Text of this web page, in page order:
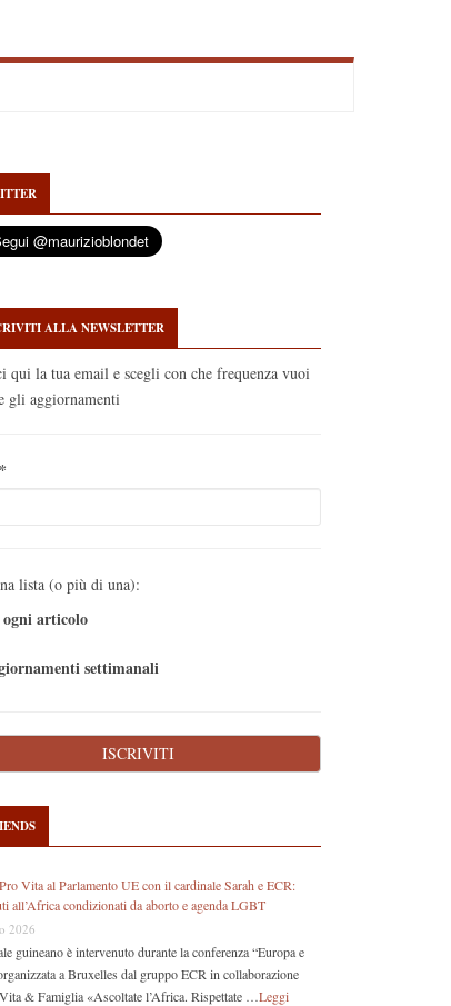
ALLA NEWSLETTER
qui la tua email e scegli con che frequenza vuoi
gli aggiornamenti
*
lista (o più di una):
articolo
settimanali
Vita al Parlamento UE con il cardinale Sarah e ECR:
all’Africa condizionati da aborto e agenda LGBT
2026
guineano è intervenuto durante la conferenza “Europa e
a Bruxelles dal gruppo ECR in collaborazione
& Famiglia «Ascoltate l’Africa. Rispettate … Leggi